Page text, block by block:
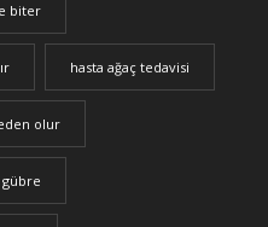
biter
hasta ağaç tedavisi
olur